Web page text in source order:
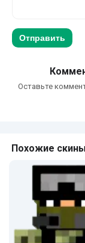
Отправить
Оставьте
Похожие скины